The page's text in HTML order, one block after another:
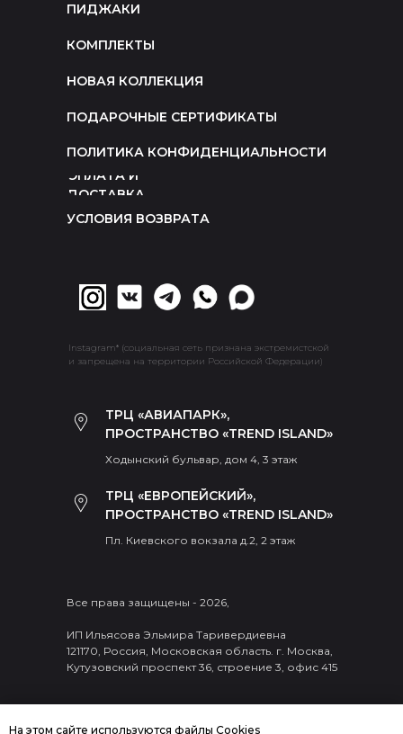
ПОЛИТИКА КОНФИДЕНЦИАЛЬНОСТИ
ОПЛАТА И
ДОСТАВКА
УСЛОВИЯ ВОЗВРАТА
ПИДЖАКИ
КОМПЛЕКТЫ
НОВАЯ КОЛЛЕКЦИЯ
ПОДАРОЧНЫЕ СЕРТИФИКАТЫ
Все права защищены - 2026,
ИП Ильясова Эльмира Таривердиевна
121170, Россия, Московская область. г. Москва,
Кутузовский проспект 36, строение 3, офис 415
ТРЦ «ЕВРОПЕЙСКИЙ»,
ПРОСТРАНСТВО «TREND ISLAND»
Пл. Киевского вокзала д.2, 2 этаж
Ходынский бульвар, дом 4, 3 этаж
ТРЦ «АВИАПАРК»,
ПРОСТРАНСТВО «TREND ISLAND»
Instagram* (социальная сеть признана экстремистской
и запрещена на территории Российской Федерации)
На этом сайте используются файлы Cookies